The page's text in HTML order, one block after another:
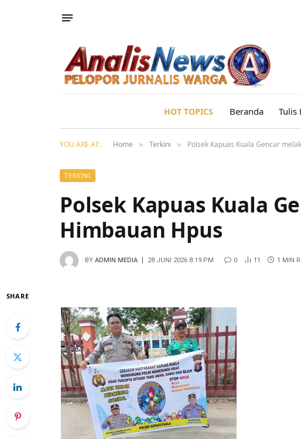
HOT TOPICS Beranda Tulis
YOU ARE AT: Home » Terkini » Polsek Kapuas Kuala Gencar
TERKINI
Polsek Kapuas Kuala
Himbauan Hpus
BY ADMIN MEDIA 28 JUNI 2026 8:19 PM 0 11 1 MIN
SHARE